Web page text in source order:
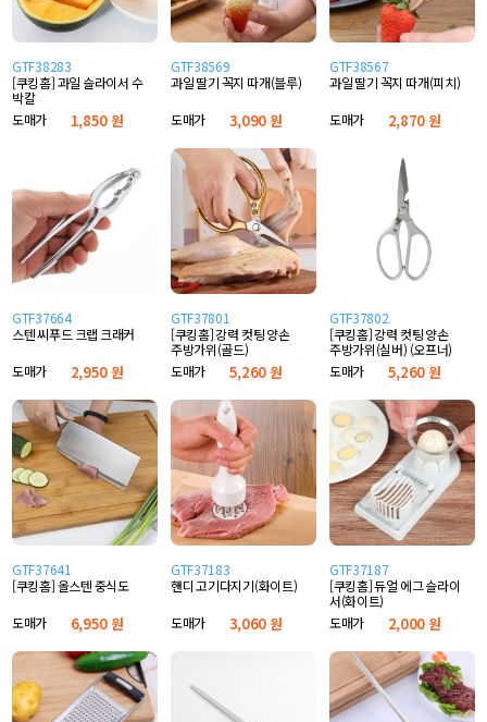
GTF38283
[쿠킹홈] 과일 슬라이서 수
박칼
도매가
1,850 원
GTF38569
과일 딸기 꼭지 따개(블루)
도매가
3,090 원
GTF38567
과일 딸기 꼭지 따개(피치)
도매가
2,870 원
GTF37664
스텐 씨푸드 크랩 크래커
도매가
2,950 원
GTF37801
[쿠킹홈] 강력 컷팅 양손
주방가위(골드)
도매가
5,260 원
GTF37802
[쿠킹홈] 강력 컷팅 양손
주방가위(실버) (오프너)
도매가
5,260 원
GTF37641
[쿠킹홈] 올스텐 중식도
도매가
6,950 원
GTF37183
핸디 고기다지기(화이트)
도매가
3,060 원
GTF37187
[쿠킹홈] 듀얼 에그 슬라이
서(화이트)
도매가
2,000 원